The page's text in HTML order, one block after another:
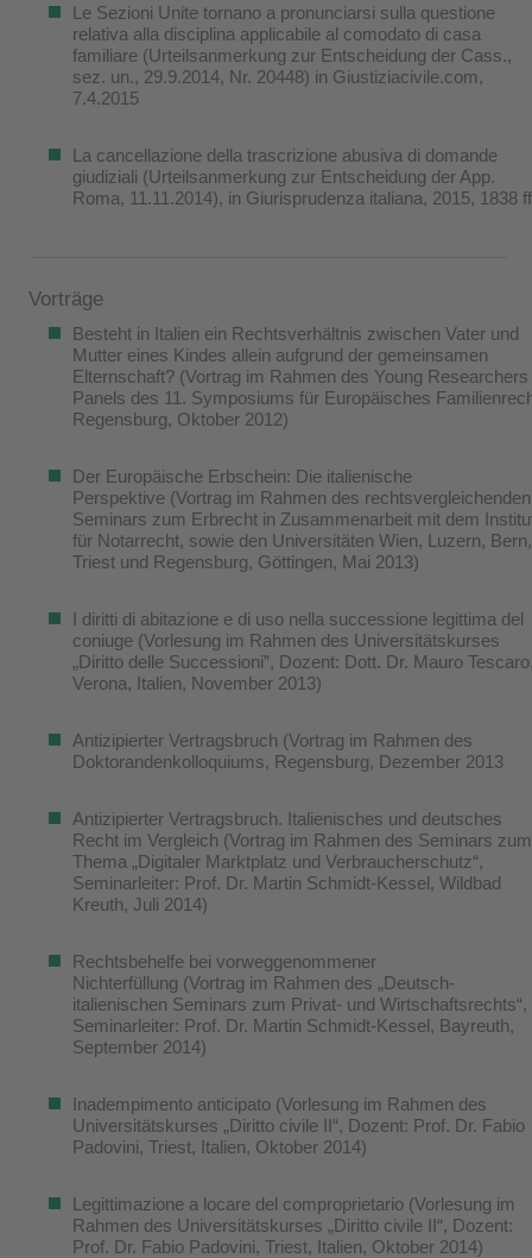
Le Sezioni Unite tornano a pronunciarsi sulla questione
relativa alla disciplina applicabile al comodato di casa
familiare (Urteilsanmerkung zur Entscheidung der Cass.,
sez. un., 29.9.2014, Nr. 20448) in Giustiziacivile.com,
7.4.2015
La cancellazione della trascrizione abusiva di domande
giudiziali (Urteilsanmerkung zur Entscheidung der App.
Roma, 11.11.2014), in Giurisprudenza italiana, 2015, 1838
Vorträge
Besteht in Italien ein Rechtsverhältnis zwischen Vater und
Mutter eines Kindes allein aufgrund der gemeinsamen
Elternschaft? (Vortrag im Rahmen des Young Researchers
Panels des 11. Symposiums für Europäisches
Regensburg, Oktober 2012)
Der Europäische Erbschein: Die italienische
Perspektive (Vortrag im Rahmen des rechtsvergleichenden
Seminars zum Erbrecht in Zusammenarbeit mit dem
für Notarrecht, sowie den Universitäten Wien, Luzern, Bern,
Triest und Regensburg, Göttingen, Mai 2013)
I diritti di abitazione e di uso nella successione legittima del
coniuge (Vorlesung im Rahmen des Universitätskurses
„Diritto delle Successioni”, Dozent: Dott. Dr. Mauro
Verona, Italien, November 2013)
Antizipierter Vertragsbruch (Vortrag im Rahmen des
Doktorandenkolloquiums, Regensburg, Dezember 2013
Antizipierter Vertragsbruch. Italienisches und deutsches
Recht im Vergleich (Vortrag im Rahmen des Seminars zum
Thema „Digitaler Marktplatz und Verbraucherschutz“,
Seminarleiter: Prof. Dr. Martin Schmidt-Kessel, Wildbad
Kreuth, Juli 2014)
Rechtsbehelfe bei vorweggenommener
Nichterfüllung (Vortrag im Rahmen des „Deutsch-
italienischen Seminars zum Privat- und Wirtschaftsrechts“,
Seminarleiter: Prof. Dr. Martin Schmidt-Kessel, Bayreuth,
September 2014)
Inadempimento anticipato (Vorlesung im Rahmen des
Universitätskurses „Diritto civile II“, Dozent: Prof. Dr. Fabio
Padovini, Triest, Italien, Oktober 2014)
Legittimazione a locare del comproprietario (Vorlesung im
Rahmen des Universitätskurses „Diritto civile II“, Dozent:
Prof. Dr. Fabio Padovini, Triest, Italien, Oktober 2014)